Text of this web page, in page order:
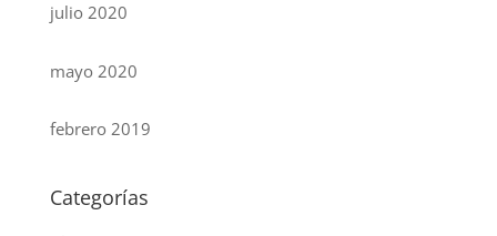
julio 2020
mayo 2020
febrero 2019
Categorías